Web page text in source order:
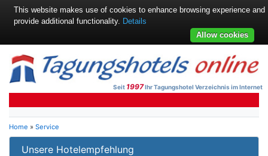
Seit 1997Ihr Tagungshotel Verzeichnis im Internet
Home » Service
Unsere Hotelempfehlung
This website makes use of cookies to enhance browsing experience and
provide additional functionality. Details
Allow cookies